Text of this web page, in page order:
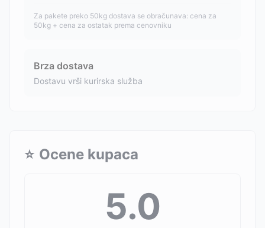
Za pakete preko 50kg dostava se obračunava: cena za
50kg + cena za ostatak prema cenovniku
Brza dostava
Dostavu vrši kurirska služba
⭐ Ocene kupaca
5.0